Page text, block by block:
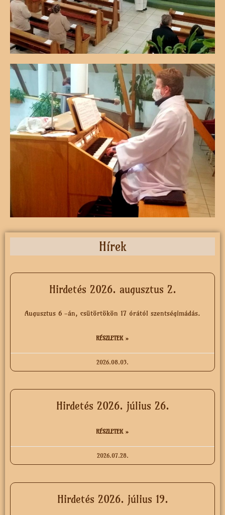
Hírek
Hirdetés 2026. augusztus 2.
Augusztus 6 -án, csütörtökön 17 órától szentségimádás.
RÉSZLETEK »
2026.08.03.
Hirdetés 2026. július 26.
RÉSZLETEK »
2026.07.28.
Hirdetés 2026. július 19.